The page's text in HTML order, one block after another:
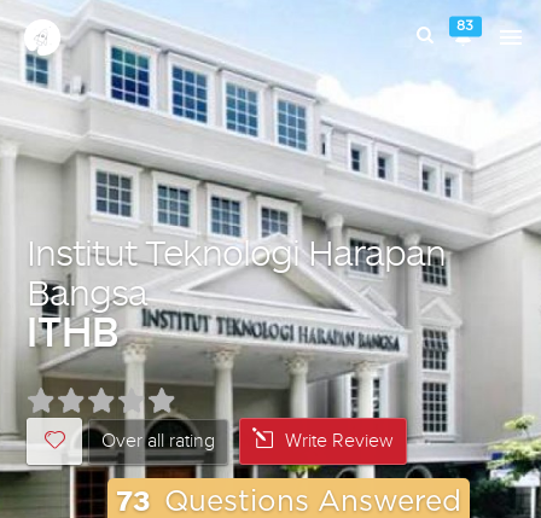
83
Institut Teknologi Harapan
Bangsa
ITHB
Over all rating Write Review
73 Questions Answered